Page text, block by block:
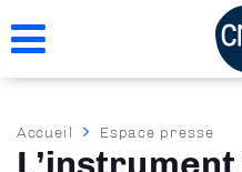
au
Fil
d'Ariane
Accueil Espace presse